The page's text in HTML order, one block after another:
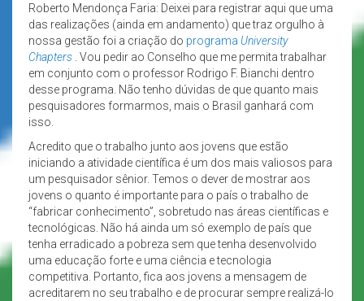
Roberto Mendonça Faria: Deixei para registrar aqui que uma
das realizações (ainda em andamento) que traz orgulho à
nossa gestão foi a criação do programa University
Chapters . Vou pedir ao Conselho que me permita trabalhar
em conjunto com o professor Rodrigo F. Bianchi dentro
desse programa. Não tenho dúvidas de que quanto mais
pesquisadores formarmos, mais o Brasil ganhará com
isso.
Acredito que o trabalho junto aos jovens que estão
iniciando a atividade científica é um dos mais valiosos para
um pesquisador sênior. Temos o dever de mostrar aos
jovens o quanto é importante para o país o trabalho de
“fabricar conhecimento”, sobretudo nas áreas científicas e
tecnológicas. Não há ainda um só exemplo de país que
tenha erradicado a pobreza sem que tenha desenvolvido
uma educação forte e uma ciência e tecnologia
competitiva. Portanto, fica aos jovens a mensagem de
acreditarem no seu trabalho e de procurar sempre realizá-lo